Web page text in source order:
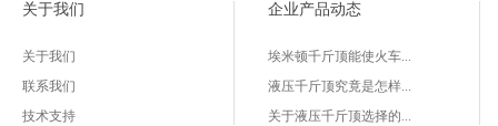
关于我们
关于我们
联系我们
技术支持
企业产品动态
埃米顿千斤顶能使火车...
液压千斤顶究竟是怎样...
关于液压千斤顶选择的...